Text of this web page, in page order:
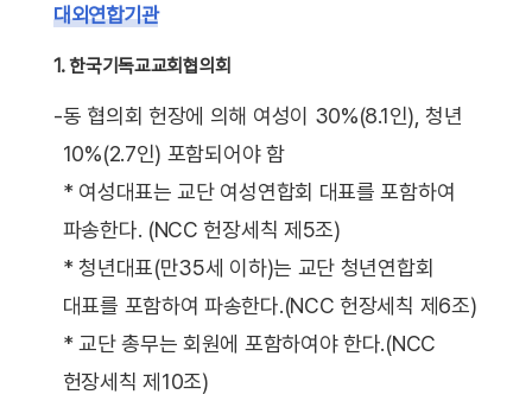
대외연합기관
1. 한국기독교교회협의회
-동 협의회 헌장에 의해 여성이 30%(8.1인), 청년
10%(2.7인) 포함되어야 함
* 여성대표는 교단 여성연합회 대표를 포함하여
파송한다. (NCC 헌장세칙 제5조)
* 청년대표(만35세 이하)는 교단 청년연합회
대표를 포함하여 파송한다.(NCC 헌장세칙 제6조)
* 교단 총무는 회원에 포함하여야 한다.(NCC
헌장세칙 제10조)